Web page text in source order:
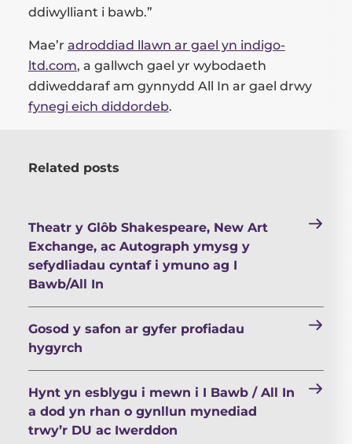
ddiwylliant i bawb.”
Mae’r adroddiad llawn ar gael yn indigo-
ltd.com, a gallwch gael yr wybodaeth
ddiweddaraf am gynnydd All In ar gael drwy
fynegi eich diddordeb.
Related posts
Theatr y Glôb Shakespeare, New Art
Exchange, ac Autograph ymysg y
sefydliadau cyntaf i ymuno ag I
Bawb/All In
Gosod y safon ar gyfer profiadau
hygyrch
Hynt yn esblygu i mewn i I Bawb / All In
a dod yn rhan o gynllun mynediad
trwy’r DU ac Iwerddon